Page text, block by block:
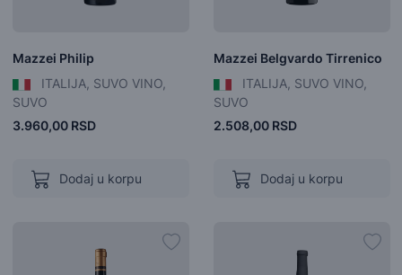
Mazzei Philip
ITALIJA, SUVO VINO,
SUVO
3.960,00 RSD
Dodaj u korpu
Mazzei Belgvardo Tirrenico
ITALIJA, SUVO VINO,
SUVO
2.508,00 RSD
Dodaj u korpu